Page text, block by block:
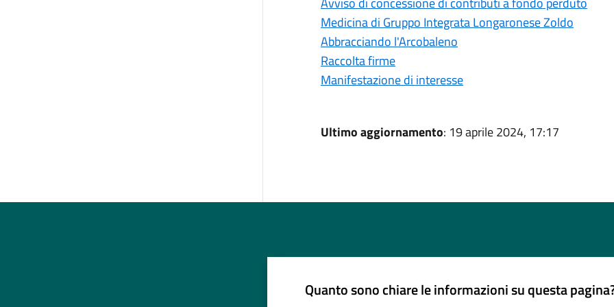
Medicina di Gruppo Integrata Longaronese Zoldo
Abbracciando l'Arcobaleno
Raccolta firme
Manifestazione di interesse
Ultimo aggiornamento: 19 aprile 2024, 17:17
Quanto sono chiare le informazioni su questa